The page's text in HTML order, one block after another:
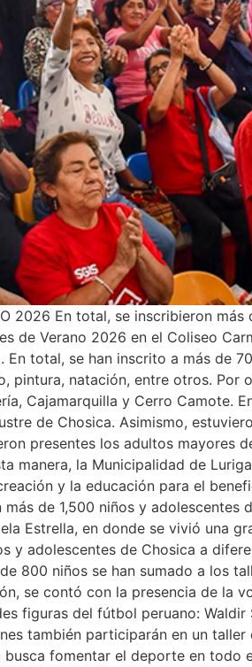
2026 En total, se inscribieron
de Verano 2026 en el Coliseo
total, se han inscrito a más de
natación, entre otros. Por
Cajamarquilla y Cerro Camote.
de Chosica. Asimismo,
presentes los adultos mayores
manera, la Municipalidad de
y la educación para el
más de 1,500 niños y
Estrella, en donde se vivió una
y adolescentes de Chosica a
800 niños se han sumado a los
se contó con la presencia de la
figuras del fútbol peruano:
también participarán en un
fomentar el deporte en